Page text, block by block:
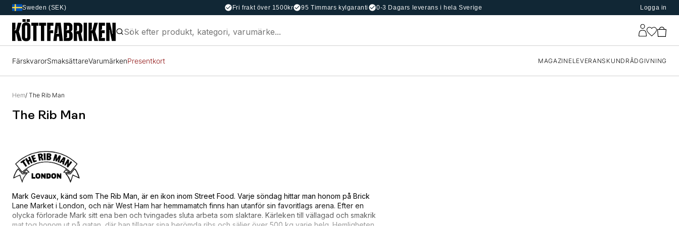
Sweden (SEK) Fri frakt över 1500kr 95 Timmars kylgaranti 0-3 Dagars leverans i hela Sverige Logga in
FärskvarorSmaksättareVarumärkenPresentkort MAGAZINELEVERANS KUNDRÅDGIVNING
Hem/ The Rib Man
The Rib Man
Mark Gevaux, känd som The Rib Man, är en ikon inom Street Food. Varje söndag hittar man honom på Brick
Lane Market i London, och när West Ham har hemmamatch finns han utanför sin favoritlags arena. Efter en
olycka förlorade Mark sitt ena ben och tvingades sluta arbeta som slaktare. Kärleken till vällagad och smakrik